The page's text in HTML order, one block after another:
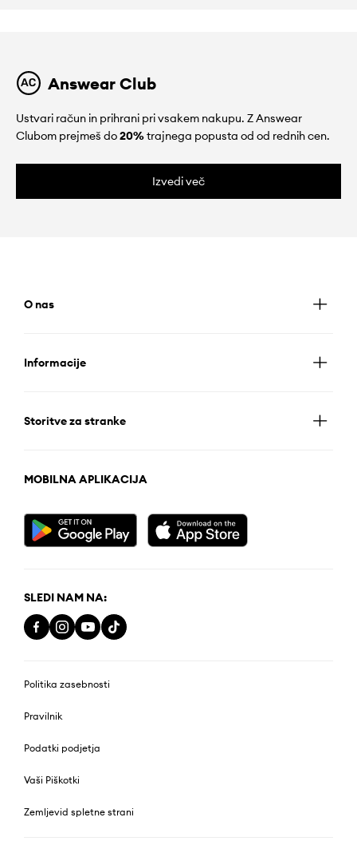
Answear Club
Ustvari račun in prihrani pri vsakem nakupu. Z Answear
Clubom prejmeš do20%trajnega popusta od od rednih cen.
Izvedi več
O nas
Informacije
Storitve za stranke
MOBILNA APLIKACIJA
SLEDI NAM NA:
Politika zasebnosti
Pravilnik
Podatki podjetja
Vaši Piškotki
Zemljevid spletne strani